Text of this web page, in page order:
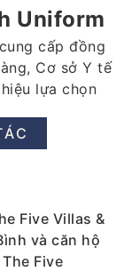
Uniform
cấp đồng
Cơ sở Y tế
lựa chọn
Five Villas &
và căn hộ
The Five